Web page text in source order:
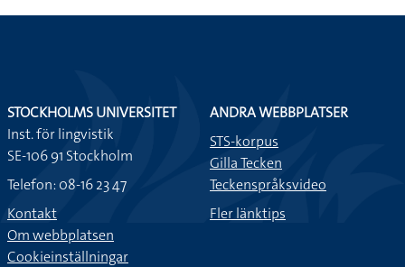
STOCKHOLMS UNIVERSITET
Inst. för lingvistik
SE-106 91 Stockholm
Telefon: 08-16 23 47
Kontakt
Om webbplatsen
Cookieinställningar
ANDRA WEBBPLATSER
STS-korpus
Gilla Tecken
Teckenspråksvideo
Fler länktips